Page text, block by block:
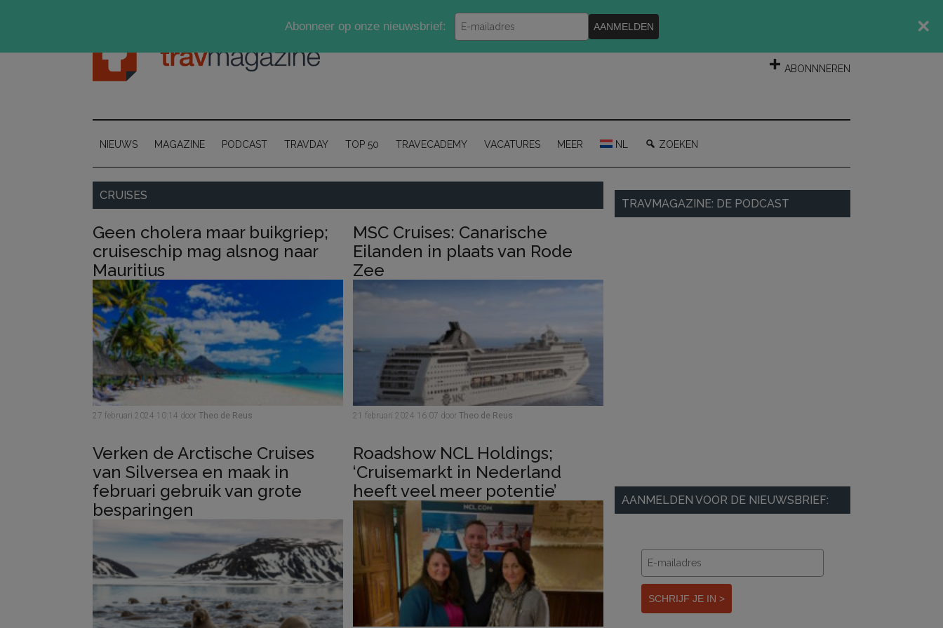
ABONNNEREN
NIEUWS MAGAZINE PODCAST TRAVDAY TOP 50 TRAVECADEMY VACATURES MEER NL ZOEKEN
CRUISES
Geen cholera maar buikgriep;
cruiseschip mag alsnog naar
Mauritius
27 februari 2024 10:14 door Theo de Reus
MSC Cruises: Canarische
Eilanden in plaats van Rode
Zee
21 februari 2024 16:07 doorTheo de Reus
Verken de Arctische Cruises
van Silversea en maak in
februari gebruik van grote
besparingen
Roadshow NCL Holdings;
‘Cruisemarkt in Nederland
heeft veel meer potentie’
Primaire
Sidebar
TRAVMAGAZINE: DE PODCAST
AANMELDEN VOOR DE NIEUWSBRIEF:
SCHRIJF JE IN >
Abonneer op onze nieuwsbrief:
Typ
je
AANMELDEN